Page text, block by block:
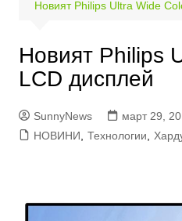
Новият Philips Ultra Wide
Новият Philips
LCD дисплей
SunnyNews
март 29,
НОВИНИ
Технологии